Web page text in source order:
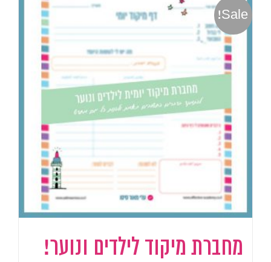
Sale!
מחברת מיקוד לילדים ונוער!